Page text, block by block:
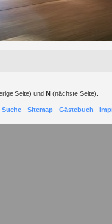
Seite) und N (nächste Seite).
Suche - Sitemap - Gästebuch -